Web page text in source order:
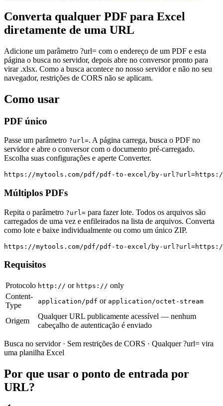
Converta qualquer PDF para Excel
diretamente de uma URL
Adicione um parâmetro ?url= com o endereço de um PDF e esta
página o busca no servidor, depois abre no conversor pronto para
virar .xlsx. Como a busca acontece no nosso servidor e não no seu
navegador, restrições de CORS não se aplicam.
Como usar
PDF único
Passe um parâmetro ?url=. A página carrega, busca o PDF no
servidor e abre o conversor com o documento pré-carregado.
Escolha suas configurações e aperte Converter.
https://mytools.com/pdf/pdf-to-excel/by-
Múltiplos PDFs
Repita o parâmetro ?url= para fazer lote. Todos os arquivos são
carregados de uma vez e enfileirados na lista de arquivos. Converta
como lote e baixe individualmente ou como um único ZIP.
https://mytools.com/pdf/pdf-to-excel/by-url?url=https://
Requisitos
Protocolo http:// or https:// only
Content-
Type
application/pdf or application/octet-stream
Origem
Qualquer URL publicamente acessível — nenhum
cabeçalho de autenticação é enviado
Busca no servidor · Sem restrições de CORS · Qualquer ?url= vira
uma planilha Excel
Por que usar o ponto de entrada por
URL?